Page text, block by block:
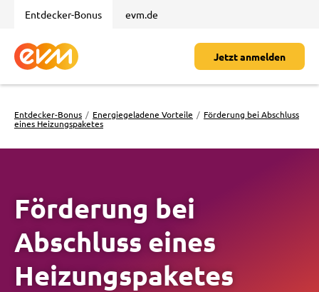
Entdecker-Bonus evm.de
Zur Startseite des evm Entdecker-BonusJetzt anmelden
Entdecker-Bonus Energiegeladene Vorteile
Förderung bei Abschluss
eines Heizungspaketes
Förderung bei
Abschluss eines
Heizungspaketes